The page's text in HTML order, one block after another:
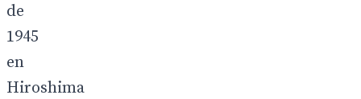
de
1945
en
Hiroshima